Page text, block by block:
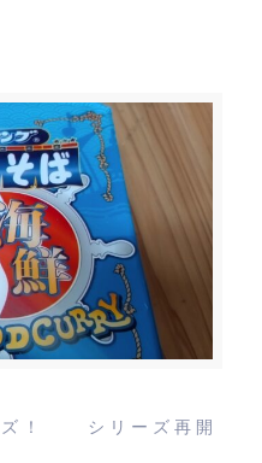
ズ！ シリーズ再開